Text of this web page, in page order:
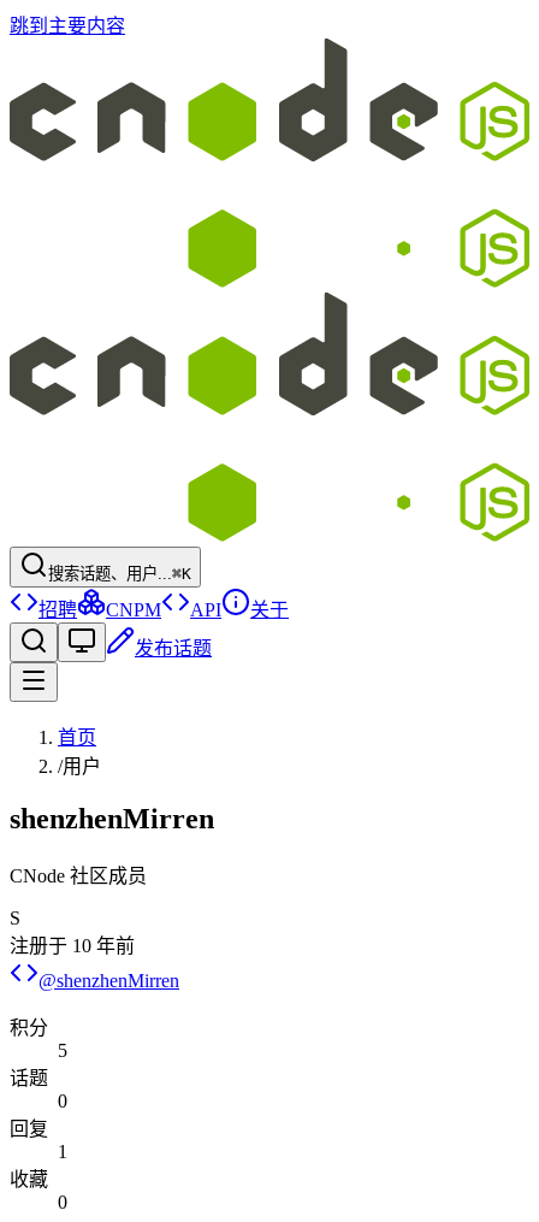
跳到主要内容
搜索话题、用户...⌘K
招聘 CNPM API
关于
发布话题
首页
/用户
shenzhenMirren
CNode 社区成员
S
注册于 10 年前
@shenzhenMirren
积分
5
话题
0
回复
1
收藏
0